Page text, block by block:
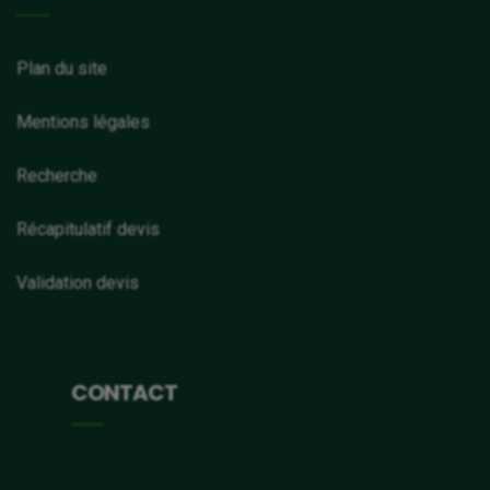
Plan du site
Mentions légales
Recherche
Récapitulatif devis
Validation devis
CONTACT